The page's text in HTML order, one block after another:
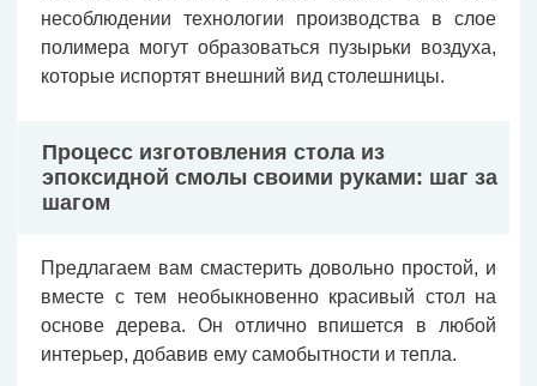
несоблюдении технологии производства в слое
полимера могут образоваться пузырьки воздуха,
которые испортят внешний вид столешницы.
Процесс изготовления стола из
эпоксидной смолы своими руками: шаг за
шагом
Предлагаем вам смастерить довольно простой, и
вместе с тем необыкновенно красивый стол на
основе дерева. Он отлично впишется в любой
интерьер, добавив ему самобытности и тепла.